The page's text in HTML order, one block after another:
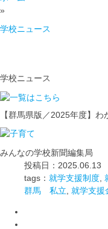
»
学校ニュース
学校ニュース
【群馬県版／2025年度】
みんなの学校新聞編集局
投稿日：2025.06.13
tags： 就学支援制度
群馬 私立 就学支援